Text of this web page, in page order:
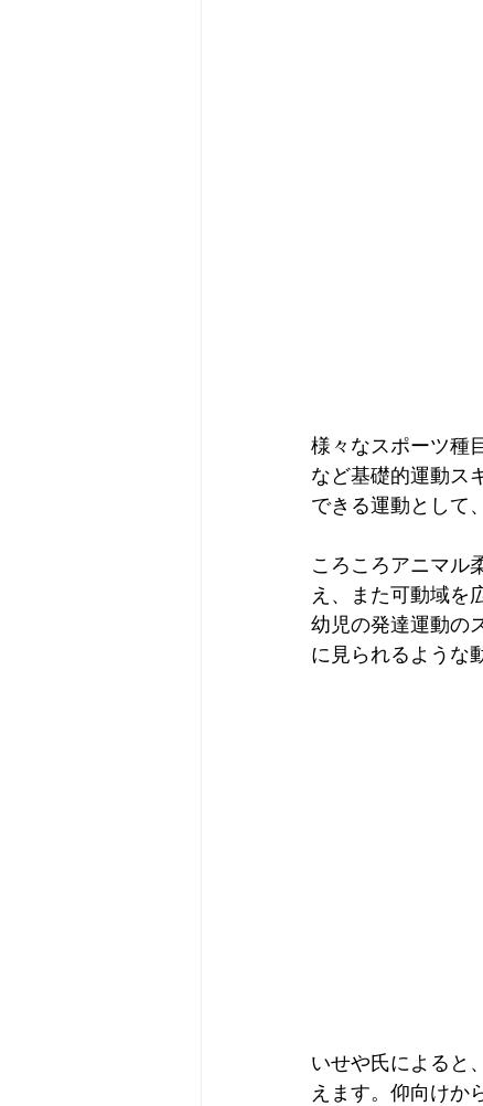
様々なスポーツ種
など基礎的運動ス
できる運動として
ころころアニマル
え、また可動域を
幼児の発達運動の
に見られるような
いせや氏によると
えます。仰向けか